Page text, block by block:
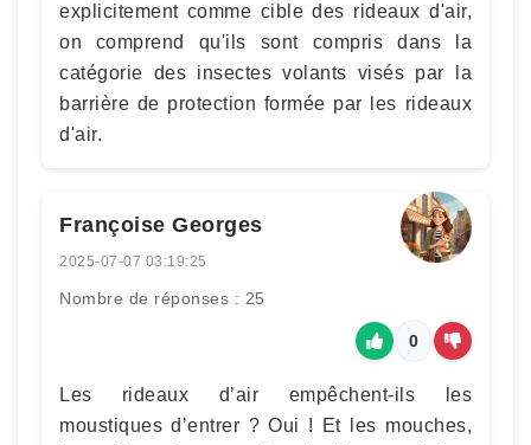
explicitement comme cible des rideaux d'air,
on comprend qu'ils sont compris dans la
catégorie des insectes volants visés par la
barrière de protection formée par les rideaux
d'air.
Françoise Georges
2025-07-07 03:19:25
Nombre de réponses : 25
0
Les rideaux d’air empêchent-ils les
moustiques d’entrer ? Oui ! Et les mouches,